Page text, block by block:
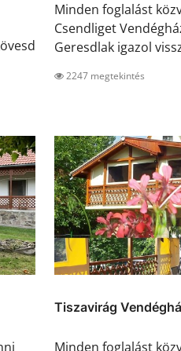
Minden foglalást
Csendliget
Geresdlak igazol
2247 megtekintés
Tiszavirág
Minden foglalást